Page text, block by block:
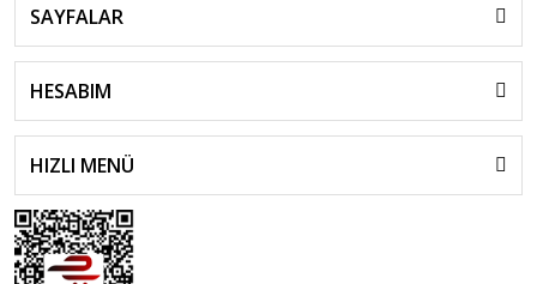
SAYFALAR
HESABIM
HIZLI MENÜ